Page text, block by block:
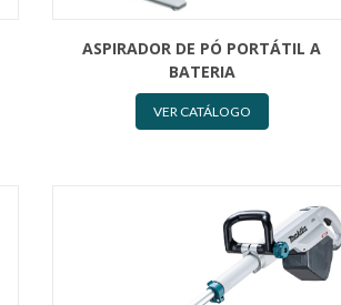
ASPIRADOR DE PÓ PORTÁTIL A
BATERIA
VER CATÁLOGO